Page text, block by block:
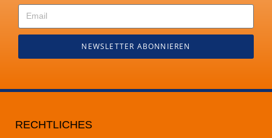
NEWSLETTER ABONNIEREN
RECHTLICHES